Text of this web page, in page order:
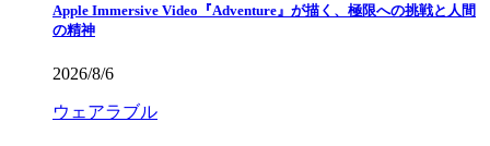
Apple Immersive Video『Adventure』が描く、極限への挑戦と人間
の精神
2026/8/6
ウェアラブル